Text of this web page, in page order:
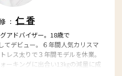
：仁 香
アドバイザー。18歳で
てデビュー。６年間人気カリスマ
レス太りで３年間モデルを休業。
ーキングに出合い13㎏の減量に成